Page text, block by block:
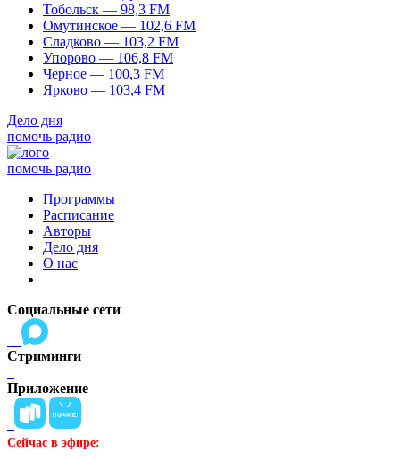
Тобольск — 98,3 FM
Омутинское — 102,6 FM
Сладково — 103,2 FM
Упорово — 106,8 FM
Черное — 100,3 FM
Ярково — 103,4 FM
Дело дня
помочь радио
помочь радио
Программы
Расписание
Авторы
Дело дня
О нас
Социальные сети
Стриминги
Приложение
Сейчас в эфире: